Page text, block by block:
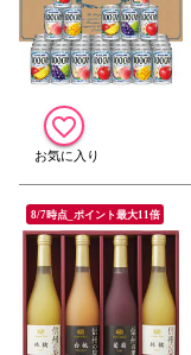
8/7時点_ポイント最大11倍